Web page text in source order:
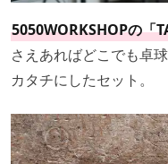
5050WORKSHOPの「
さえあればどこでも卓
カタチにしたセット。